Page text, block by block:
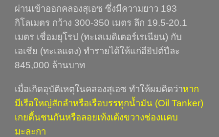
ผ่านเข้าออกคลองสุเอซ ซึ่งมีความยาว 193
กิโลเมตร กว้าง 300-350 เมตร ลึก 19.5-20.1
เมตร เชื่อมยุโรป (ทะเลเมดิเตอร์เรเนียน) กับ
เอเชีย (ทะเลแดง) ทำรายได้ให้แก่อียิปต์ปีละ
845,000 ล้านบาท
เมื่อเกิดอุบัติเหตุในคลองสุเอซ ทำให้ผมคิดว่าหาก
มีเรือใหญ่สักลำหรือเรือบรรทุกน้ำมัน (Oil Tanker)
เกยตื้นชนกันหรือลอยเท้งเต้งขวางช่องแคบ
มะละกา